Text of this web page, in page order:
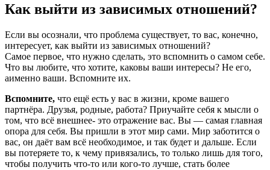
Как выйти из зависимых отношений?
Если вы осознали, что проблема существует, то вас, конечно,
интересует, как выйти из зависимых отношений?
Самое первое, что нужно сделать, это вспомнить о самом себе.
Что вы любите, что хотите, каковы ваши интересы? Не его,
аименно ваши. Вспомните их.
Вспомните, что ещё есть у вас в жизни, кроме вашего
партнёра. Друзья, родные, работа? Приучайте себя к мысли о
том, что всё внешнее- это отражение вас. Вы — самая главная
опора для себя. Вы пришли в этот мир сами. Мир заботится о
вас, он даёт вам всё необходимое, и так будет и дальше. Если
вы потеряете то, к чему привязались, то только лишь для того,
чтобы получить что-то или кого-то лучше, стать более